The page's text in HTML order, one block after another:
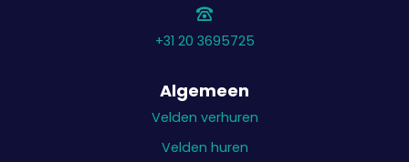
+31 20 3695725
Algemeen
Velden verhuren
Velden huren